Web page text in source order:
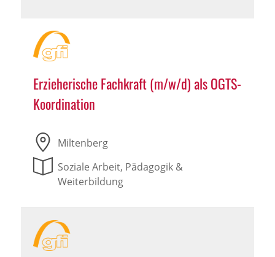
Erzieherische Fachkraft (m/w/d) als OGTS-
Koordination
Miltenberg
Soziale Arbeit, Pädagogik &
Weiterbildung